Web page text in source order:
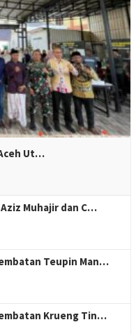
Ut…
Muhajir dan C…
Teupin Man…
Krueng Tin…